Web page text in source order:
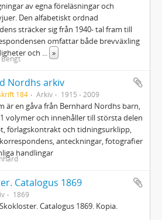
av egna föreläsningar och
Den alfabetiskt ordnad
sträcker sig från 1940- tal fram till
omfattar både brevväxling
och ... »
Bengt
Nordhs arkiv
184 Arkiv 1915 - 2009
är en gåva från Bernhard Nordhs barn,
volymer och innehåller till största delen
förlagskontrakt och tidningsurklipp,
anteckningar, fotografier
handlingar
Catalogus 1869
1869
Catalogus 1869. Kopia.